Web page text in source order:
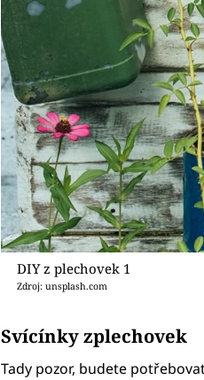
DIY z plechovek 1
Zdroj: unsplash.com
Svícínky zplechovek
Tady pozor, budete